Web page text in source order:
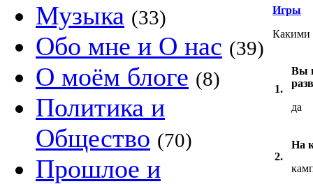
Музыка (33)
Обо мне и О нас (39)
О моём блоге (8)
Политика и
Общество (70)
Прошлое и
Игры
Какими
1.
Вы
да
2.
На